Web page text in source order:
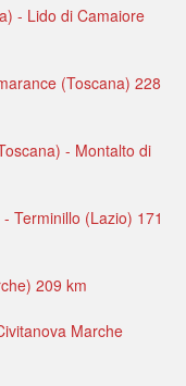
- Lido di Camaiore
(Toscana) 228
- Montalto di
Terminillo (Lazio) 171
209 km
Marche